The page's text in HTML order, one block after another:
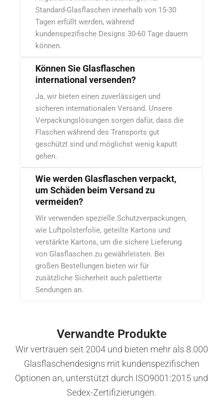
Standard-Glasflaschen innerhalb von 15-30
Tagen erfüllt werden, während
kundenspezifische Designs 30-60 Tage dauern
können.
Können Sie Glasflaschen
international versenden?
Ja, wir bieten einen zuverlässigen und
sicheren internationalen Versand. Unsere
Verpackungslösungen sorgen dafür, dass die
Flaschen während des Transports gut
geschützt sind und möglichst wenig kaputt
gehen.
Wie werden Glasflaschen verpackt,
um Schäden beim Versand zu
vermeiden?
Wir verwenden spezielle Schutzverpackungen,
wie Luftpolsterfolie, geteilte Kartons und
verstärkte Kartons, um die sichere Lieferung
von Glasflaschen zu gewährleisten. Bei
großen Bestellungen bieten wir für
zusätzliche Sicherheit auch palettierte
Sendungen an.
Verwandte Produkte
Wir vertrauen seit 2004 und bieten mehr als 8.000
Glasflaschendesigns mit kundenspezifischen
Optionen an, unterstützt durch ISO9001:2015 und
Sedex-Zertifizierungen.